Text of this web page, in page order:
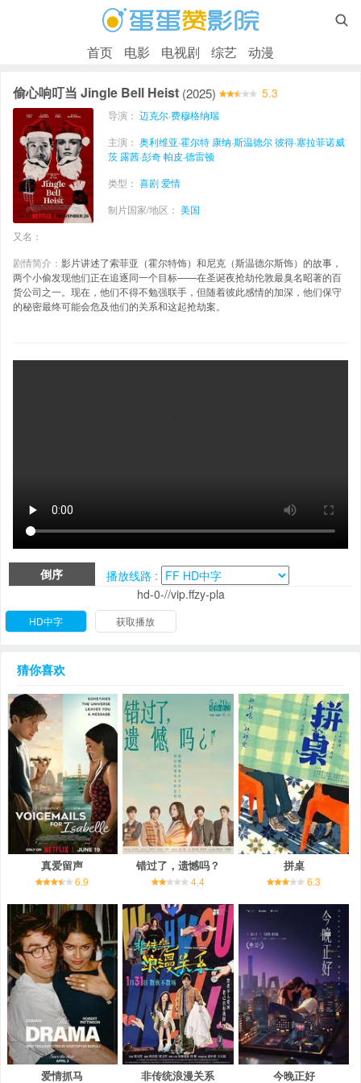

首页 电影 电视剧 综艺 动漫
偷心响叮当 Jingle Bell Heist (2025) 5.3
导演： 迈克尔·费穆格纳瑞
主演： 奥利维亚·霍尔特 康纳·斯温德尔彼得·塞拉菲诺威
茨 露茜·彭奇帕皮·德雷顿
类型： 喜剧爱情
制片国家/地区： 美国
又名：
剧情简介： 影片讲述了索菲亚（霍尔特饰）和尼克（斯温德尔斯饰）的故事，
两个小偷发现他们正在追逐同一个目标——在圣诞夜抢劫伦敦最臭名昭著的百
货公司之一。现在，他们不得不勉强联手，但随着彼此感情的加深，他们保守
的秘密最终可能会危及他们的关系和这起抢劫案。
倒序
播放线路 :
hd-0-//vip.ffzy-pla
HD中字 获取播放
猜你喜欢
真爱留声
6.9
错过了，遗憾吗？
4.4
拼桌
6.3
爱情抓马 非传统浪漫关系 今晚正好